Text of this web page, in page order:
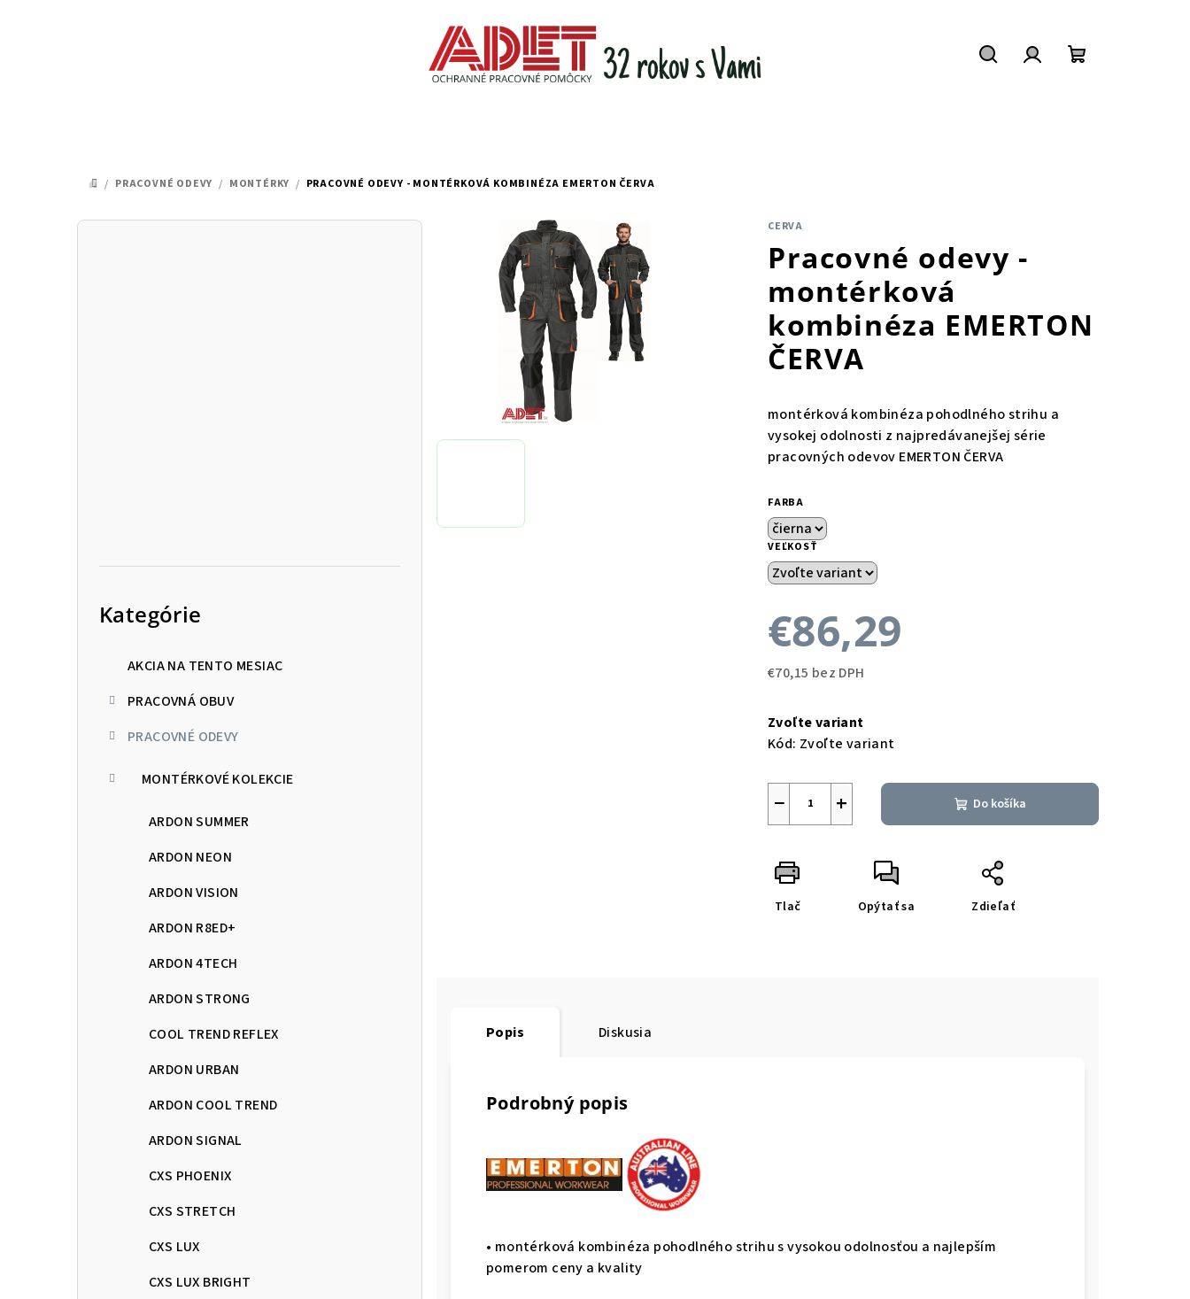
DOMOV
/ PRACOVNÉ ODEVY / MONTÉRKY / PRACOVNÉ ODEVY - MONTÉRKOVÁ KOMBINÉZA EMERTON ČERVA
B
Kategórie
AKCIA NA TENTO MESIAC
PRACOVNÁ OBUV
PRACOVNÉ ODEVY
MONTÉRKOVÉ KOLEKCIE
ARDON SUMMER
ARDON NEON
ARDON VISION
ARDON R8ED+
ARDON 4TECH
ARDON STRONG
COOL TREND REFLEX
ARDON URBAN
ARDON COOL TREND
ARDON SIGNAL
CXS PHOENIX
CXS STRETCH
CXS LUX
CXS LUX BRIGHT
CERVA
Pracovné odevy -
montérková
kombinéza EMERTON
ČERVA
montérková kombinéza pohodlného strihu a
vysokej odolnosti z najpredávanejšej série
pracovných odevov EMERTON ČERVA
FARBA
VEĽKOSŤ
€86,29
€70,15 bez DPH
cena:
Zvoľte variant
Kód: Zvoľte variant
+
− Do košíka
Tlač Opýtať sa Zdieľať
Popis Diskusia
Podrobný popis
• montérková kombinéza pohodlného strihu s vysokou odolnosťou a najlepším
pomerom ceny a kvality